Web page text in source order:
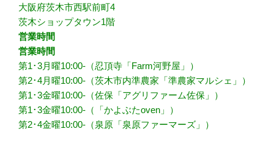
大阪府茨木市西駅前町4
茨木ショップタウン1階
営業時間
営業時間
第1･3月曜10:00-（忍頂寺「Farm河野屋」）
第2･4月曜10:00-（茨木市内準農家「準農家マルシェ」）
第1･3金曜10:00-（佐保「アグリファーム佐保」）
第1･3金曜10:00-（「かよぶたoven」）
第2･4金曜10:00-（泉原「泉原ファーマーズ」）